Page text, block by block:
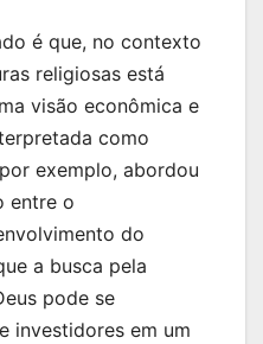
é que, no contexto
religiosas está
visão econômica e
como
exemplo, abordou
entre o
do
a busca pela
pode se
investidores em um